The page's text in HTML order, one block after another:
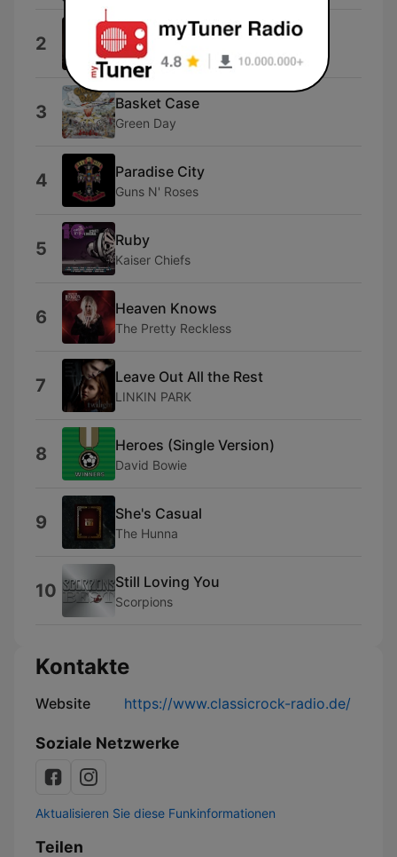
2 Ist da jemand?
Broilers
3 Basket Case
Green Day
4 Paradise City
Guns N' Roses
5 Ruby
Kaiser Chiefs
6 Heaven Knows
The Pretty Reckless
7 Leave Out All the Rest
LINKIN PARK
8 Heroes (Single Version)
David Bowie
9 She's Casual
The Hunna
10 Still Loving You
Scorpions
Kontakte
Website https://www.classicrock-radio.de/
Soziale Netzwerke
Aktualisieren Sie diese Funkinformationen
Teilen